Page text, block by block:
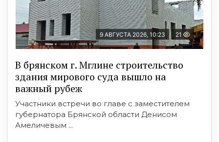
9 АВГУСТА 2026, 10:23 21
В брянском г. Мглине строительство
здания мирового суда вышло на
важный рубеж
Участники встречи во главе с заместителем
губернатора Брянской области Денисом
Амеличевым ...